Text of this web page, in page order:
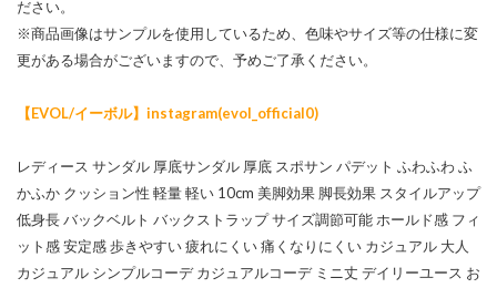
ださい。
※商品画像はサンプルを使用しているため、色味やサイズ等の仕様に変
更がある場合がございますので、予めご了承ください。
【EVOL/イーボル】instagram(evol_official0)
レディース サンダル 厚底サンダル 厚底 スポサン パデット ふわふわ ふ
かふか クッション性 軽量 軽い 10cm 美脚効果 脚長効果 スタイルアップ
低身長 バックベルト バックストラップ サイズ調節可能 ホールド感 フィ
ット感 安定感 歩きやすい 疲れにくい 痛くなりにくい カジュアル 大人
カジュアル シンプルコーデ カジュアルコーデ ミニ丈 デイリーユース お